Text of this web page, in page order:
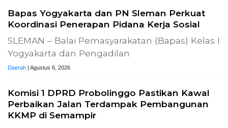
Lestarikan Tradisi Leluhur, Warga Dayakan
Sardonoharjo Gelar Merti Dusun